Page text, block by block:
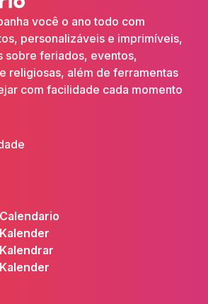
você o ano todo com
personalizáveis e imprimíveis,
sobre feriados, eventos,
religiosas, além de ferramentas
com facilidade cada momento